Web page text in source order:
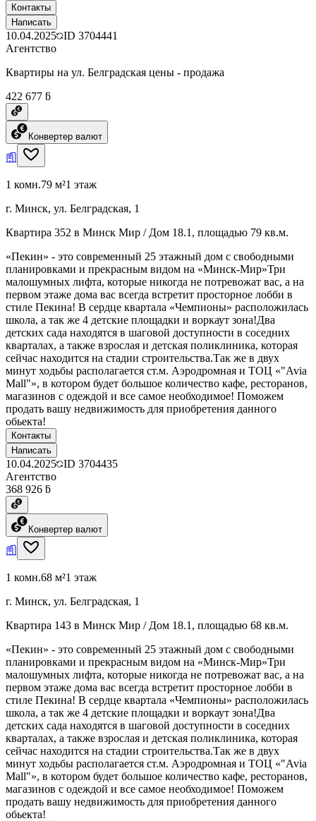
Контакты
Написать
10.04.2025 ID 3704441
Агентство
Квартиры на ул. Белградская цены - продажа
422 677 ƃ
Конвертер валют
1 комн.79 м²1 этаж
г. Минск, ул. Белградская, 1
Квартира 352 в Минск Мир / Дом 18.1, площадью 79 кв.м.
«Пекин» - это современный 25 этажный дом с свободными
планировками и прекрасным видом на «Минск-Мир»Три
малошумных лифта, которые никогда не потревожат вас, а на
первом этаже дома вас всегда встретит просторное лобби в
стиле Пекина! В сердце квартала «Чемпионы» расположилась
школа, а так же 4 детские площадки и воркаут зона!Два
детских сада находятся в шаговой доступности в соседних
кварталах, а также взрослая и детская поликлиника, которая
сейчас находится на стадии строительства.Так же в двух
минут ходьбы располагается ст.м. Аэродромная и ТОЦ «"Avia
Mall"», в котором будет большое количество кафе, ресторанов,
магазинов с одеждой и все самое необходимое! Поможем
продать вашу недвижимость для приобретения данного
обьекта!
Контакты
Написать
10.04.2025 ID 3704435
Агентство
368 926 ƃ
Конвертер валют
1 комн.68 м²1 этаж
г. Минск, ул. Белградская, 1
Квартира 143 в Минск Мир / Дом 18.1, площадью 68 кв.м.
«Пекин» - это современный 25 этажный дом с свободными
планировками и прекрасным видом на «Минск-Мир»Три
малошумных лифта, которые никогда не потревожат вас, а на
первом этаже дома вас всегда встретит просторное лобби в
стиле Пекина! В сердце квартала «Чемпионы» расположилась
школа, а так же 4 детские площадки и воркаут зона!Два
детских сада находятся в шаговой доступности в соседних
кварталах, а также взрослая и детская поликлиника, которая
сейчас находится на стадии строительства.Так же в двух
минут ходьбы располагается ст.м. Аэродромная и ТОЦ «"Avia
Mall"», в котором будет большое количество кафе, ресторанов,
магазинов с одеждой и все самое необходимое! Поможем
продать вашу недвижимость для приобретения данного
обьекта!